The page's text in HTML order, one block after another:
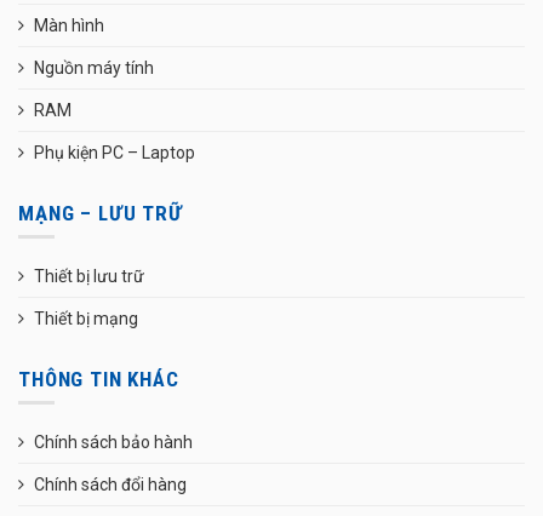
Màn hình
Nguồn máy tính
RAM
Phụ kiện PC – Laptop
MẠNG – LƯU TRỮ
Thiết bị lưu trữ
Thiết bị mạng
THÔNG TIN KHÁC
Chính sách bảo hành
Chính sách đổi hàng